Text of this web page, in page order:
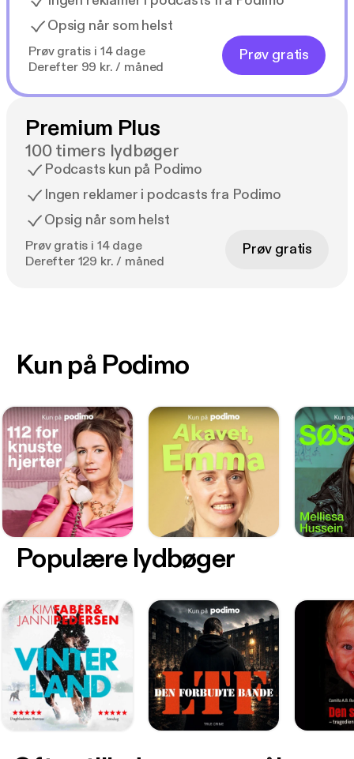
Opsig når som helst
Prøv gratis i 14 dage
Derefter 99 kr. / måned
Prøv gratis
Premium Plus
100 timers lydbøger
Podcasts kun på Podimo
Ingen reklamer i podcasts fra Podimo
Opsig når som helst
Prøv gratis i 14 dage
Derefter 129 kr. / måned
Prøv gratis
Kun på Podimo
Populære lydbøger